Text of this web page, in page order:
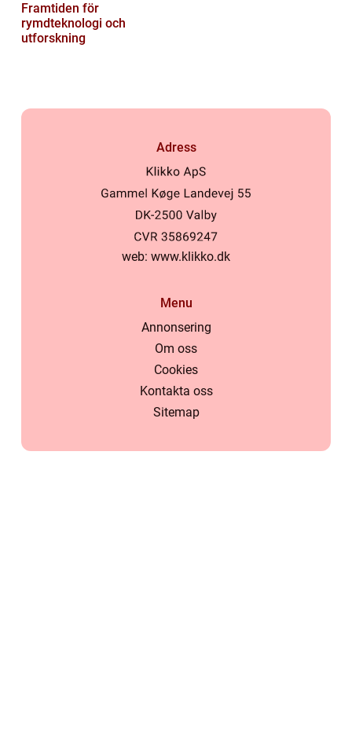
Framtiden för
rymdteknologi och
utforskning
Adress
web: www.klikko.dk
Menu
Annonsering
Om oss
Cookies
Kontakta oss
Sitemap